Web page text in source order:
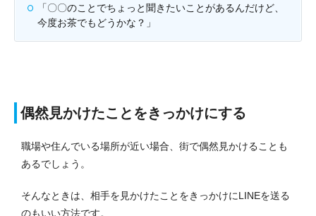
「〇〇のことでちょっと聞きたいことがあるんだけど、
今度お茶でもどうかな？」
偶然見かけたことをきっかけにする
職場や住んでいる場所が近い場合、街で偶然見かけることも
あるでしょう。
そんなときは、相手を見かけたことをきっかけにLINEを送る
のもいい方法です。